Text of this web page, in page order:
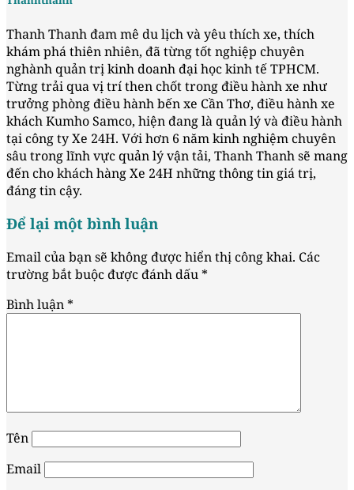
Thanh Thanh đam mê du lịch và yêu thích xe, thích
khám phá thiên nhiên, đã từng tốt nghiệp chuyên
nghành quản trị kinh doanh đại học kinh tế TPHCM.
Từng trải qua vị trí then chốt trong điều hành xe như
trưởng phòng điều hành bến xe Cần Thơ, điều hành xe
khách Kumho Samco, hiện đang là quản lý và điều hành
tại công ty Xe 24H. Với hơn 6 năm kinh nghiệm chuyên
sâu trong lĩnh vực quản lý vận tải, Thanh Thanh sẽ mang
đến cho khách hàng Xe 24H những thông tin giá trị,
đáng tin cậy.
Để lại một bình luận
Email của bạn sẽ không được hiển thị công khai. Các
trường bắt buộc được đánh dấu*
Bình luận*
Tên
Email